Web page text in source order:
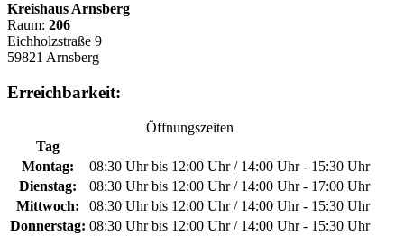
Kreishaus Arnsberg
Raum: 206
Eichholzstraße 9
59821 Arnsberg
Erreichbarkeit:
Öffnungszeiten
Tag
Montag:
08:30 Uhr bis 12:00 Uhr / 14:00 Uhr - 15:30 Uhr
Dienstag:
08:30 Uhr bis 12:00 Uhr / 14:00 Uhr - 17:00 Uhr
Mittwoch:
08:30 Uhr bis 12:00 Uhr / 14:00 Uhr - 15:30 Uhr
Donnerstag: 08:30 Uhr bis 12:00 Uhr / 14:00 Uhr - 15:30 Uhr